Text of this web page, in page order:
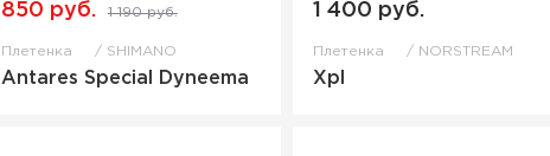
850 руб. 1 190 руб.
Плетенка SHIMANO
Antares Special Dyneema
1 400 руб.
Плетенка NORSTREAM
Xpl